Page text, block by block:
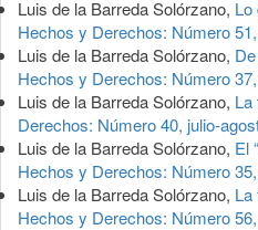
Luis de la Barreda Solórzano, Lo
Hechos y Derechos: Número
Luis de la Barreda Solórzano,
Hechos y Derechos: Número
Luis de la Barreda Solórzano, La
Derechos: Número 40, julio-
Luis de la Barreda Solórzano, El
Hechos y Derechos: Número
Luis de la Barreda Solórzano, La
Hechos y Derechos: Número